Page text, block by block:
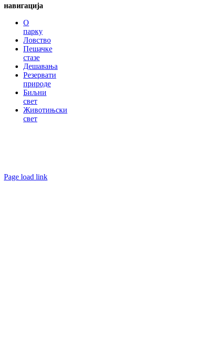
навигација
О
парку
Ловство
Пешачке
стазе
Дешавања
Резервати
природе
Биљни
свет
Животињски
свет
Page load link